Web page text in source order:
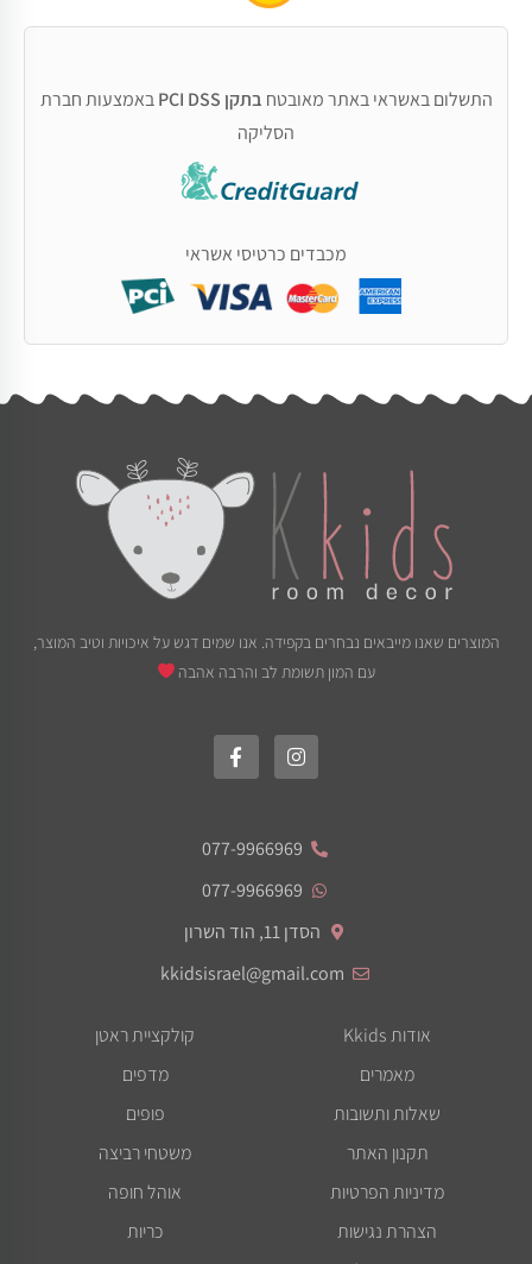
התשלום באשראי באתר מאובטח בתקן PCI DSS
באמצעות חברת
הסליקה
מכבדים כרטיסי אשראי
המוצרים שאנו מייבאים נבחרים בקפידה. אנו שמים דגש על איכויות וטיב המוצר,
עם המון תשומת לב והרבה אהבה
077-9966969
077-9966969
הסדן 11, הוד השרון
kkidsisrael@gmail.com
אודות Kkids
מאמרים
שאלות ותשובות
תקנון האתר
מדיניות הפרטיות
הצהרת נגישות
קולקציית ראטן
מדפים
פופים
משטחי רביצה
אוהל חופה
כריות